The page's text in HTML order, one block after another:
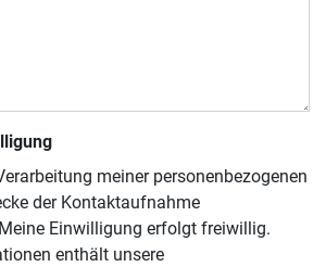
meiner personenbezogenen
der Kontaktaufnahme
Einwilligung erfolgt freiwillig.
enthält unsere